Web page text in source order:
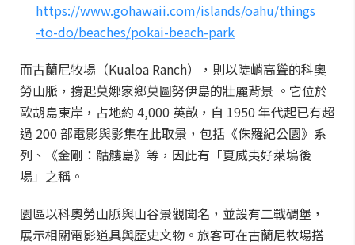
https://www.gohawaii.com/islands/oahu/things
-to-do/beaches/pokai-beach-park
而古蘭尼牧場（Kualoa Ranch），則以陡峭高聳的科奧
勞山脈，撐起莫娜家鄉莫圖努伊島的壯麗背景 。它位於
歐胡島東岸，占地約 4,000 英畝，自 1950 年代起已有超
過 200 部電影與影集在此取景，包括《侏羅紀公園》系
列、《金剛：骷髏島》等，因此有「夏威夷好萊塢後
場」之稱。
園區以科奧勞山脈與山谷景觀聞名，並設有二戰碉堡，
展示相關電影道具與歷史文物。旅客可在古蘭尼牧場搭